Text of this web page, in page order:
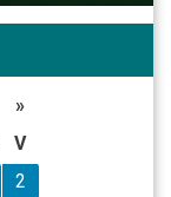
»
V
2